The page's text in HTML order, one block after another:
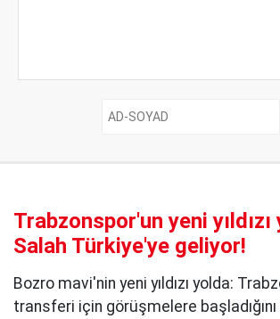
Trabzonspor'un yeni yıldızı
Salah Türkiye'ye geliyor!
Bozro mavi'nin yeni yıldızı yolda:
transferi için görüşmelere